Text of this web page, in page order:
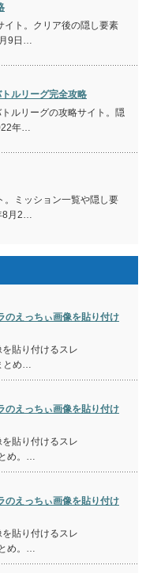
イト。クリア後の隠し要素
9日…
ルリーグ完全攻略
ルリーグの攻略サイト。隠
年…
。ミッション一覧や隠し要
8月2…
のえっちぃ画像を貼り付け
貼り付けるスレ
とめ…
のえっちぃ画像を貼り付け
貼り付けるスレ
め。…
のえっちぃ画像を貼り付け
貼り付けるスレ
め。…